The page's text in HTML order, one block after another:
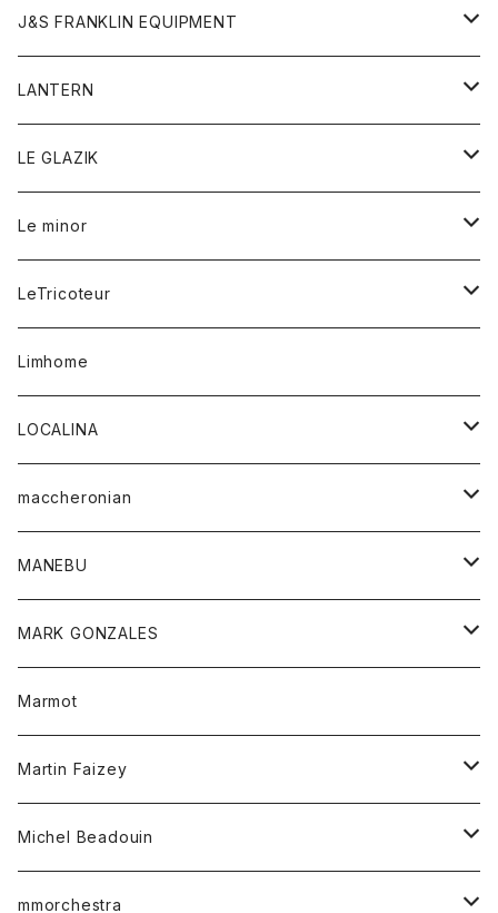
フリース
マフラー
リング
靴
バンダナ
カーディガン
ジャケット
タンクトップ
Tシャツ
ベスト
ポロシャツ
ロングスリーブTシャツ
ボトム
オーバーオール
ショートパンツ
レディース
アウター
カーディガン
セーター
チュニック
ストール
カットソー
シャツ
ボトム
オーバーオール
ショートパンツ
レディース
オーバーオール
シャツ
ワンピース
ワンピース
トレーナー
トップス
Gジャケット
スウェット
帽子
帽子
ボトム
J&S FRANKLIN EQUIPMENT
アウター
LANTERN
アウター
Tシャツ
LE GLAZIK
レディース
コート
シャツ
ワンピース
Tシャツ
Le minor
ボトム
スカート
パンツ
レディース
アウター
カットソー
トップス
シャツ
LeTricoteur
カーディガン
Limhome
LOCALINA
ロングスリーブテーシャツ
maccheronian
靴
MANEBU
靴
MARK GONZALES
トップス
Tシャツ
Marmot
Martin Faizey
ベルト
Michel Beadouin
トップス
mmorchestra